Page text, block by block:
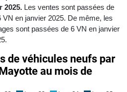
2025. Les ventes sont passées de
en janvier 2025. De même, les
sont passées de 6 VN en janvier